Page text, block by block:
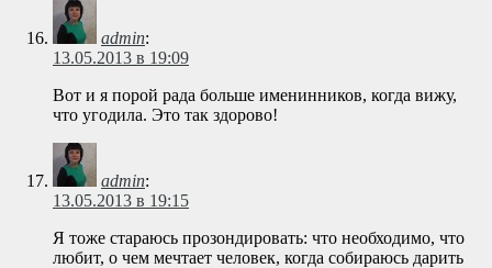
admin:
13.05.2013 в 19:09
Вот и я порой рада больше именинников, когда вижу,
что угодила. Это так здорово!
admin:
13.05.2013 в 19:15
Я тоже стараюсь прозондировать: что необходимо, что
любит, о чем мечтает человек, когда собираюсь дарить